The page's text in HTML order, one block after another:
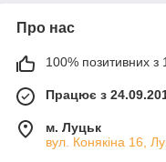
Про нас
100% позитивних з
Працює з
м. Луцьк
вул. Конякіна 16,